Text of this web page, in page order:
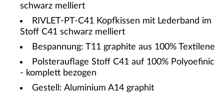
schwarz melliert
RIVLET-PT-C41 Kopfkissen mit Lederband im
Stoff C41 schwarz melliert
Bespannung: T11 graphite aus 100% Textilene
Polsterauflage Stoff C41 auf 100% Polyoefinic
- komplett bezogen
Gestell: Aluminium A14 graphit